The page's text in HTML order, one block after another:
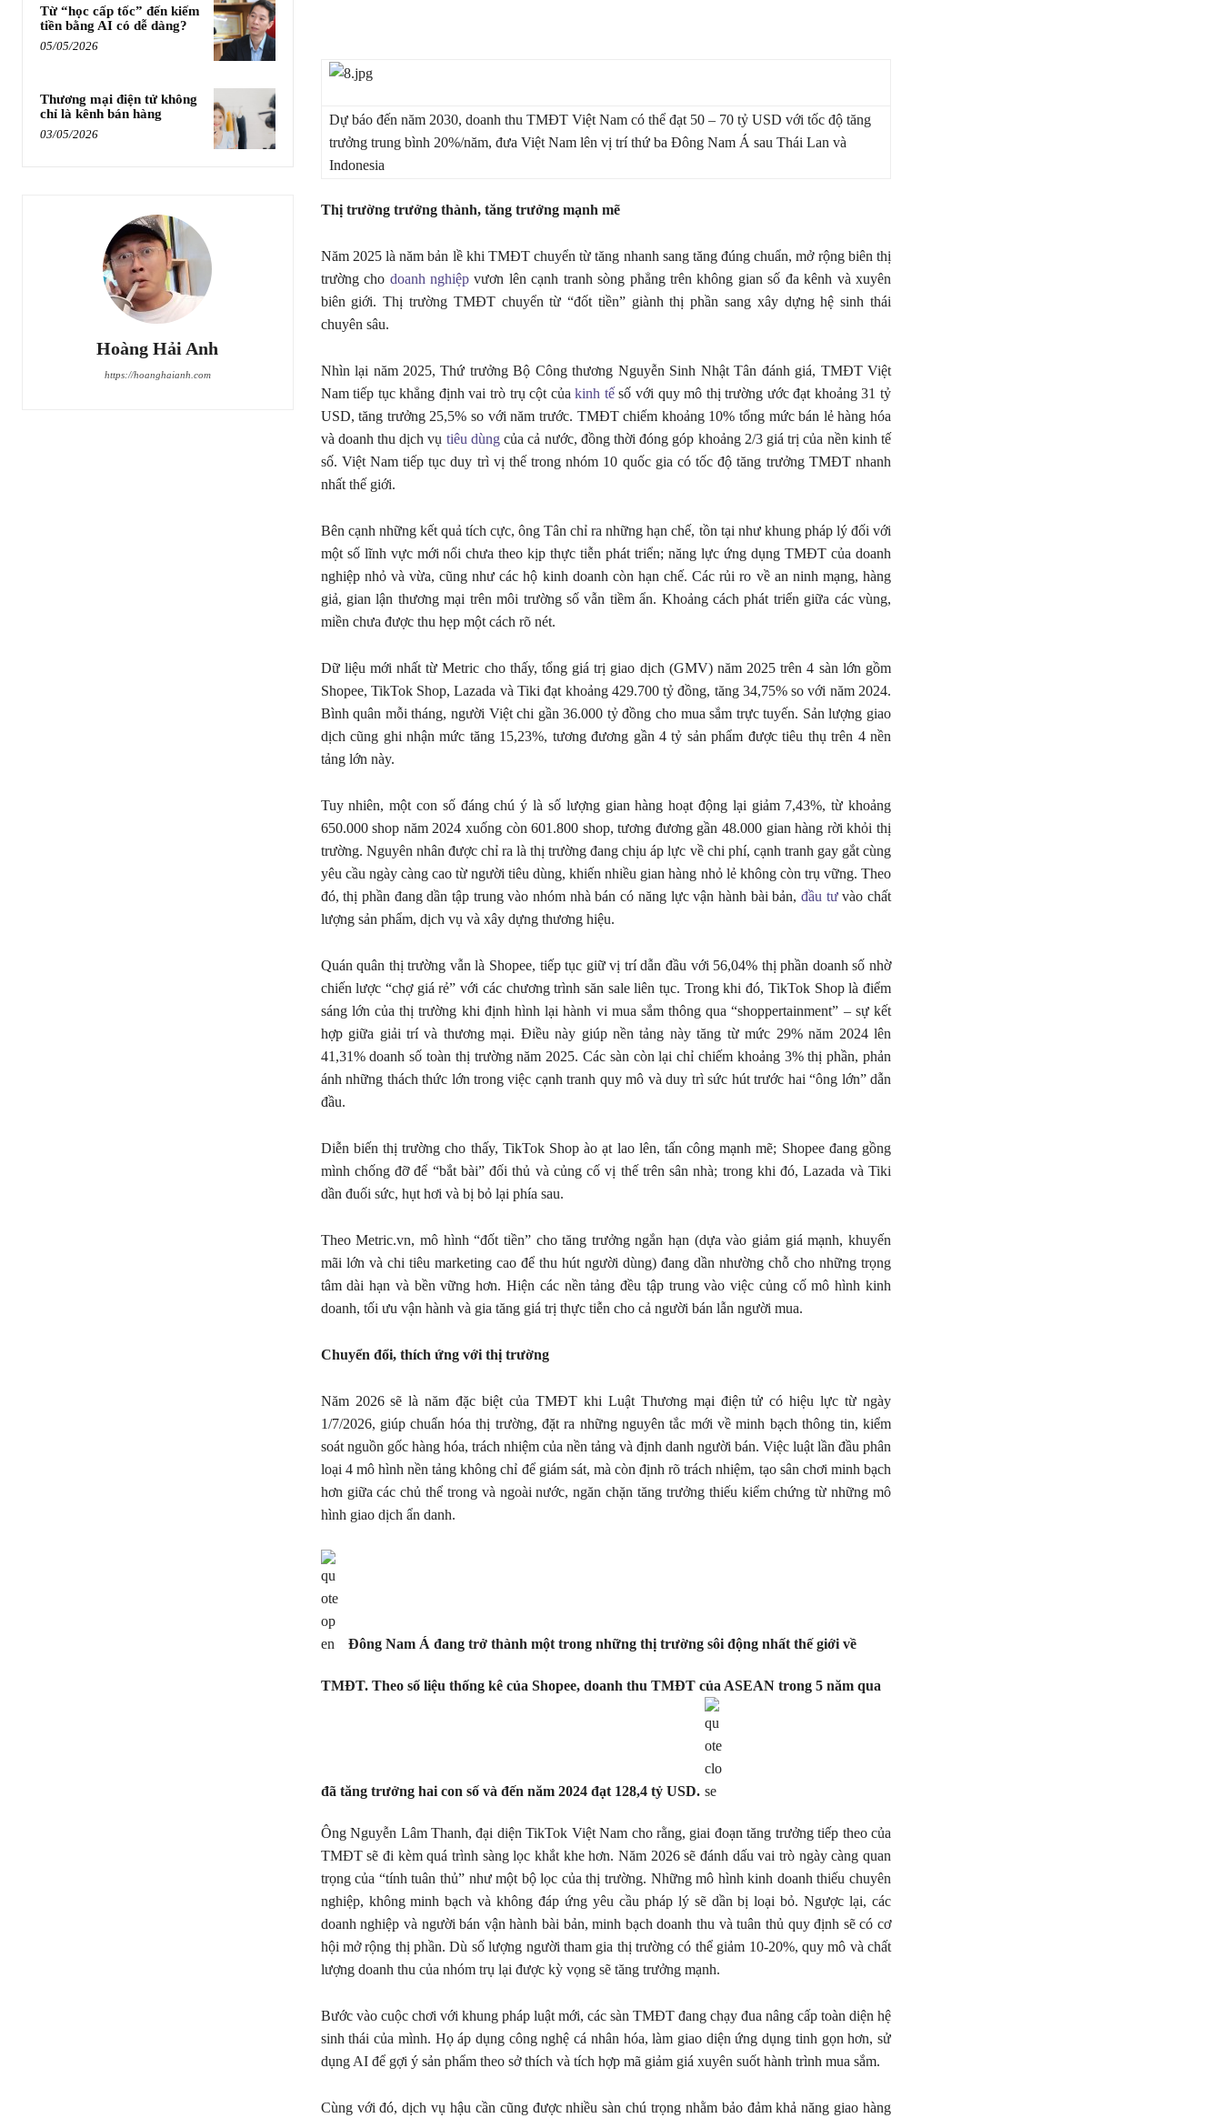
Từ “học cấp tốc” đến kiếm
tiền bằng AI có dễ dàng?
05/05/2026
Thương mại điện tử không
chỉ là kênh bán hàng
03/05/2026
Hoàng Hải Anh
https://hoanghaianh.com
Dự báo đến năm 2030, doanh thu TMĐT Việt Nam có thể đạt 50 – 70 tỷ USD với tốc độ tăng
trưởng trung bình 20%/năm, đưa Việt Nam lên vị trí thứ ba Đông Nam Á sau Thái Lan và
Indonesia
Thị trường trưởng thành, tăng trưởng mạnh mẽ
Năm 2025 là năm bản lề khi TMĐT chuyển từ tăng nhanh sang tăng đúng chuẩn, mở rộng biên thị
trường cho doanh nghiệpvươn lên cạnh tranh sòng phẳng trên không gian số đa kênh và xuyên
biên giới. Thị trường TMĐT chuyển từ “đốt tiền” giành thị phần sang xây dựng hệ sinh thái
chuyên sâu.
Nhìn lại năm 2025, Thứ trưởng Bộ Công thương Nguyễn Sinh Nhật Tân đánh giá, TMĐT Việt
Nam tiếp tục khẳng định vai trò trụ cột củakinh tếsố với quy mô thị trường ước đạt khoảng 31 tỷ
USD, tăng trưởng 25,5% so với năm trước. TMĐT chiếm khoảng 10% tổng mức bán lẻ hàng hóa
và doanh thu dịch vụ tiêu dùngcủa cả nước, đồng thời đóng góp khoảng 2/3 giá trị của nền kinh tế
số. Việt Nam tiếp tục duy trì vị thế trong nhóm 10 quốc gia có tốc độ tăng trưởng TMĐT nhanh
nhất thế giới.
Bên cạnh những kết quả tích cực, ông Tân chỉ ra những hạn chế, tồn tại như khung pháp lý đối với
một số lĩnh vực mới nổi chưa theo kịp thực tiễn phát triển; năng lực ứng dụng TMĐT của doanh
nghiệp nhỏ và vừa, cũng như các hộ kinh doanh còn hạn chế. Các rủi ro về an ninh mạng, hàng
giả, gian lận thương mại trên môi trường số vẫn tiềm ẩn. Khoảng cách phát triển giữa các vùng,
miền chưa được thu hẹp một cách rõ nét.
Dữ liệu mới nhất từ Metric cho thấy, tổng giá trị giao dịch (GMV) năm 2025 trên 4 sàn lớn gồm
Shopee, TikTok Shop, Lazada và Tiki đạt khoảng 429.700 tỷ đồng, tăng 34,75% so với năm 2024.
Bình quân mỗi tháng, người Việt chi gần 36.000 tỷ đồng cho mua sắm trực tuyến. Sản lượng giao
dịch cũng ghi nhận mức tăng 15,23%, tương đương gần 4 tỷ sản phẩm được tiêu thụ trên 4 nền
tảng lớn này.
Tuy nhiên, một con số đáng chú ý là số lượng gian hàng hoạt động lại giảm 7,43%, từ khoảng
650.000 shop năm 2024 xuống còn 601.800 shop, tương đương gần 48.000 gian hàng rời khỏi thị
trường. Nguyên nhân được chỉ ra là thị trường đang chịu áp lực về chi phí, cạnh tranh gay gắt cùng
yêu cầu ngày càng cao từ người tiêu dùng, khiến nhiều gian hàng nhỏ lẻ không còn trụ vững. Theo
đó, thị phần đang dần tập trung vào nhóm nhà bán có năng lực vận hành bài bản, đầu tưvào chất
lượng sản phẩm, dịch vụ và xây dựng thương hiệu.
Quán quân thị trường vẫn là Shopee, tiếp tục giữ vị trí dẫn đầu với 56,04% thị phần doanh số nhờ
chiến lược “chợ giá rẻ” với các chương trình săn sale liên tục. Trong khi đó, TikTok Shop là điểm
sáng lớn của thị trường khi định hình lại hành vi mua sắm thông qua “shoppertainment” – sự kết
hợp giữa giải trí và thương mại. Điều này giúp nền tảng này tăng từ mức 29% năm 2024 lên
41,31% doanh số toàn thị trường năm 2025. Các sàn còn lại chỉ chiếm khoảng 3% thị phần, phản
ánh những thách thức lớn trong việc cạnh tranh quy mô và duy trì sức hút trước hai “ông lớn” dẫn
đầu.
Diễn biến thị trường cho thấy, TikTok Shop ào ạt lao lên, tấn công mạnh mẽ; Shopee đang gồng
mình chống đỡ để “bắt bài” đối thủ và củng cố vị thế trên sân nhà; trong khi đó, Lazada và Tiki
dần đuối sức, hụt hơi và bị bỏ lại phía sau.
Theo Metric.vn, mô hình “đốt tiền” cho tăng trưởng ngắn hạn (dựa vào giảm giá mạnh, khuyến
mãi lớn và chi tiêu marketing cao để thu hút người dùng) đang dần nhường chỗ cho những trọng
tâm dài hạn và bền vững hơn. Hiện các nền tảng đều tập trung vào việc củng cố mô hình kinh
doanh, tối ưu vận hành và gia tăng giá trị thực tiễn cho cả người bán lẫn người mua.
Chuyển đổi, thích ứng với thị trường
Năm 2026 sẽ là năm đặc biệt của TMĐT khi Luật Thương mại điện tử có hiệu lực từ ngày
1/7/2026, giúp chuẩn hóa thị trường, đặt ra những nguyên tắc mới về minh bạch thông tin, kiểm
soát nguồn gốc hàng hóa, trách nhiệm của nền tảng và định danh người bán. Việc luật lần đầu phân
loại 4 mô hình nền tảng không chỉ để giám sát, mà còn định rõ trách nhiệm, tạo sân chơi minh bạch
hơn giữa các chủ thể trong và ngoài nước, ngăn chặn tăng trưởng thiếu kiểm chứng từ những mô
hình giao dịch ẩn danh.
Đông Nam Á đang trở thành một trong những thị trường sôi động nhất thế giới về
TMĐT. Theo số liệu thống kê của Shopee, doanh thu TMĐT của ASEAN trong 5 năm qua
đã tăng trưởng hai con số và đến năm 2024 đạt 128,4 tỷ USD.
Ông Nguyễn Lâm Thanh, đại diện TikTok Việt Nam cho rằng, giai đoạn tăng trưởng tiếp theo của
TMĐT sẽ đi kèm quá trình sàng lọc khắt khe hơn. Năm 2026 sẽ đánh dấu vai trò ngày càng quan
trọng của “tính tuân thủ” như một bộ lọc của thị trường. Những mô hình kinh doanh thiếu chuyên
nghiệp, không minh bạch và không đáp ứng yêu cầu pháp lý sẽ dần bị loại bỏ. Ngược lại, các
doanh nghiệp và người bán vận hành bài bản, minh bạch doanh thu và tuân thủ quy định sẽ có cơ
hội mở rộng thị phần. Dù số lượng người tham gia thị trường có thể giảm 10-20%, quy mô và chất
lượng doanh thu của nhóm trụ lại được kỳ vọng sẽ tăng trưởng mạnh.
Bước vào cuộc chơi với khung pháp luật mới, các sàn TMĐT đang chạy đua nâng cấp toàn diện hệ
sinh thái của mình. Họ áp dụng công nghệ cá nhân hóa, làm giao diện ứng dụng tinh gọn hơn, sử
dụng AI để gợi ý sản phẩm theo sở thích và tích hợp mã giảm giá xuyên suốt hành trình mua sắm.
Cùng với đó, dịch vụ hậu cần cũng được nhiều sàn chú trọng nhằm bảo đảm khả năng giao hàng